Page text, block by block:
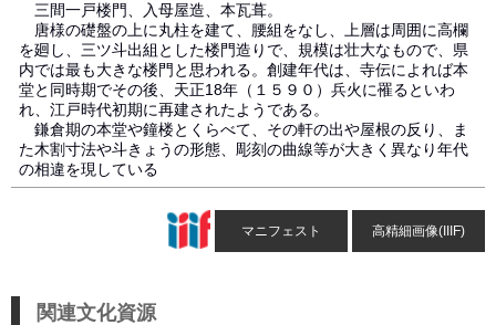
三間一戸楼門、入母屋造、本瓦葺。
唐様の礎盤の上に丸柱を建て、腰組をなし、上層は周囲に高欄
を廻し、三ツ斗出組とした楼門造りで、規模は壮大なもので、県
内では最も大きな楼門と思われる。創建年代は、寺伝によれば本
堂と同時期でその後、天正18年（１５９０）兵火に罹るといわ
れ、江戸時代初期に再建されたようである。
鎌倉期の本堂や鐘楼とくらべて、その軒の出や屋根の反り、ま
た木割寸法や斗きょうの形態、彫刻の曲線等が大きく異なり年代
の相違を現している
マニフェスト 高精細画像(IIIF)
関連文化資源